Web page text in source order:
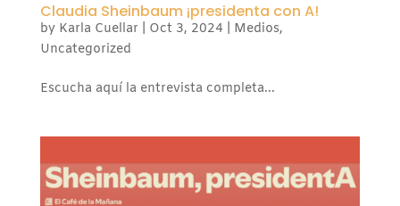
Claudia Sheinbaum ¡presidenta con A!
by Karla Cuellar Oct 3, 2024| Medios,
Uncategorized
Escucha aquí la entrevista completa...